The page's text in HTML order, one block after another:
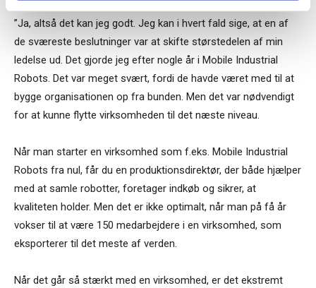
”Ja, altså det kan jeg godt. Jeg kan i hvert fald sige, at en af
de sværeste beslutninger var at skifte størstedelen af min
ledelse ud. Det gjorde jeg efter nogle år i Mobile Industrial
Robots. Det var meget svært, fordi de havde været med til at
bygge organisationen op fra bunden. Men det var nødvendigt
for at kunne flytte virksomheden til det næste niveau.
Når man starter en virksomhed som f.eks. Mobile Industrial
Robots fra nul, får du en produktionsdirektør, der både hjælper
med at samle robotter, foretager indkøb og sikrer, at
kvaliteten holder. Men det er ikke optimalt, når man på få år
vokser til at være 150 medarbejdere i en virksomhed, som
eksporterer til det meste af verden.
Når det går så stærkt med en virksomhed, er det ekstremt